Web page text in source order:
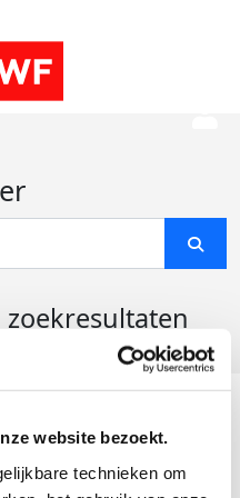
website bezoekt.
technieken om